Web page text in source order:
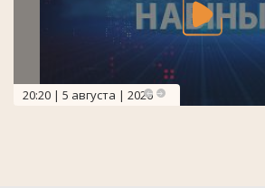
20:20 | 5 августа | 2026